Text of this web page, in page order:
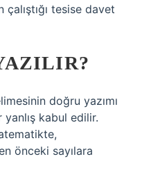
tesise davet
doğru yazımı
yanlış kabul edilir.
önceki sayılara